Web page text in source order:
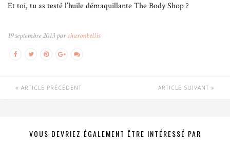
Et toi, tu as testé l’huile démaquillante The Body Shop ?
19 septembre 2013 parcharonbellis
ARTICLE PRÉCÉDENT ARTICLE SUIVANT
VOUS DEVRIEZ ÉGALEMENT ÊTRE INTÉRESSÉ PAR